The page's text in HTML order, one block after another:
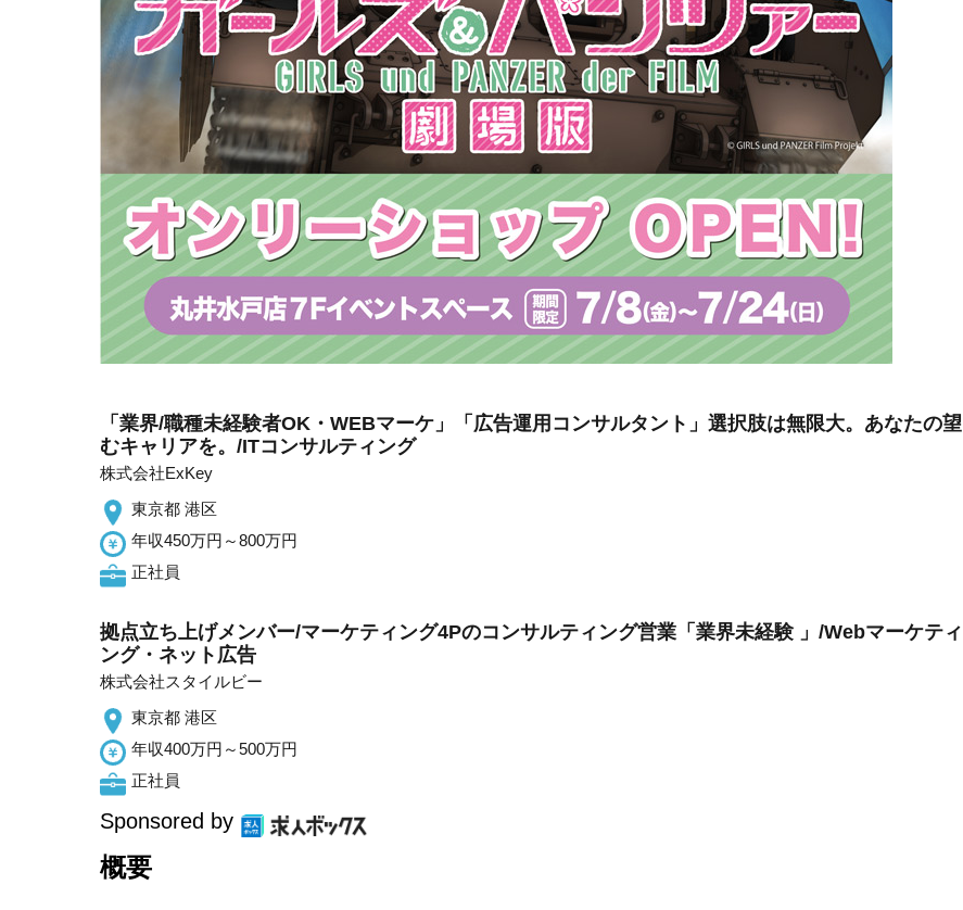
「業界/職種未経験者OK・WEBマーケ」「広告運用コンサルタント」選択肢は無限大。あなたの望
むキャリアを。/ITコンサルティング
株式会社ExKey
東京都 港区
年収450万円～800万円
正社員
拠点立ち上げメンバー/マーケティング4Pのコンサルティング営業「業界未経験 ️」/Webマーケティ
ング・ネット広告
株式会社スタイルビー
東京都 港区
年収400万円～500万円
正社員
Sponsored by
概要